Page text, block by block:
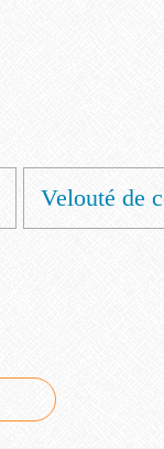
Velouté de